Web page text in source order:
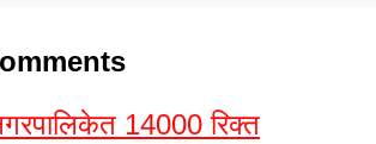
14000 रिक्त